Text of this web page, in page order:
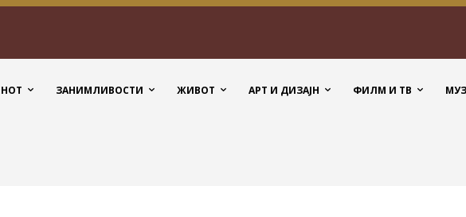
ЗАНИМЛИВОСТИ ЖИВОТ АРТ И ДИЗАЈН ФИЛМ И ТВ